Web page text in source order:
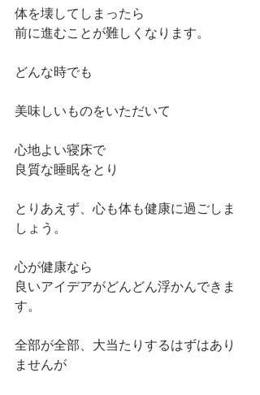
体を壊してしまったら
前に進むことが難しくなります。
どんな時でも
美味しいものをいただいて
心地よい寝床で
良質な睡眠をとり
とりあえず、心も体も健康に過ごしま
しょう。
心が健康なら
良いアイデアがどんどん浮かんできま
す。
全部が全部、大当たりするはずはあり
ませんが